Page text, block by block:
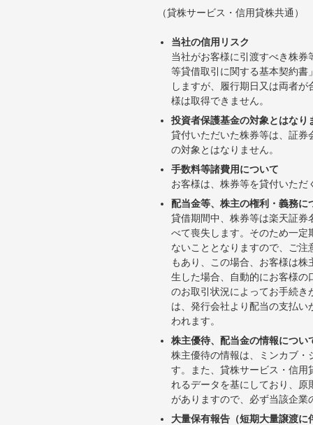
（貸株サービス・信用貸株共通）
当社の信用リスク
当社がお客様に引渡すべき株
等貸借取引に関する基本契約
しますが、履行期日又は両者
様は取得できません。
投資者保護基金の対象とはなり
貸付いただいた株券等は、証
の対象とはなりません。
手数料等諸費用について
お客様は、株券等を貸付いた
配当金等、株主の権利・義務に
貸借期間中、株券等は楽天証
べて喪失します。そのため一
ないこととなりますので、ご
もあり、この場合、お客様は
生した場合、自動的にお客様
のお取引状況によってお手続
は、発行会社より配当の支払
われます。
株主優待、配当金の情報につい
株主優待の情報は、ミンカブ
す。また、貸株サービス・信
れるデータを基にしており、
がありますので、必ず当該企
大量保有報告（短期大量譲渡